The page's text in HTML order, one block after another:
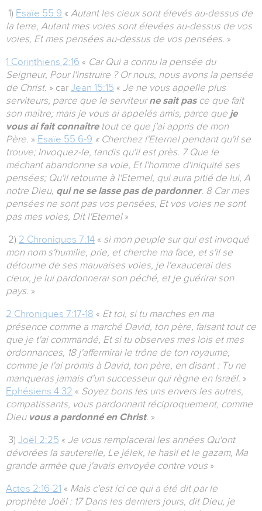
1) Esaïe 55:9 « Autant les cieux sont élevés au-dessus de
la terre, Autant mes voies sont élevées au-dessus de vos
voies, Et mes pensées au-dessus de vos pensées. »
1 Corinthiens 2:16 « Car Qui a connu la pensée du
Seigneur, Pour l'instruire ? Or nous, nous avons la pensée
de Christ. » car Jean 15:15 « Je ne vous appelle plus
serviteurs, parce que le serviteurne sait pasce que fait
son maître; mais je vous ai appelés amis, parce que je
vous ai fait connaîtretout ce que j'ai appris de mon
Père. » Esaïe 55:6-9 « Cherchez l'Eternel pendant qu'il se
trouve; Invoquez-le, tandis qu'il est près. 7 Que le
méchant abandonne sa voie, Et l'homme d'iniquité ses
pensées; Qu'il retourne à l'Eternel, qui aura pitié de lui, A
notre Dieu, qui ne se lasse pas de pardonner. 8 Car mes
pensées ne sont pas vos pensées, Et vos voies ne sont
pas mes voies, Dit l'Eternel »
2) 2 Chroniques 7:14 « si mon peuple sur qui est invoqué
mon nom s'humilie, prie, et cherche ma face, et s'il se
détourne de ses mauvaises voies, je l'exaucerai des
cieux, je lui pardonnerai son péché, et je guérirai son
pays. »
2 Chroniques 7:17-18 « Et toi, si tu marches en ma
présence comme a marché David, ton père, faisant tout ce
que je t'ai commandé, Et si tu observes mes lois et mes
ordonnances, 18 j'affermirai le trône de ton royaume,
comme je l'ai promis à David, ton père, en disant : Tu ne
manqueras jamais d'un successeur qui règne en Israël. »
Ephésiens 4:32 « Soyez bons les uns envers les autres,
compatissants, vous pardonnant réciproquement, comme
Dieu vous a pardonné en Christ. »
3) Joël 2:25 « Je vous remplacerai les années Qu'ont
dévorées la sauterelle, Le jélek, le hasil et le gazam, Ma
grande armée que j'avais envoyée contre vous»
Actes 2:16-21 « Mais c'est ici ce qui a été dit par le
prophète Joël : 17 Dans les derniers jours, dit Dieu, je